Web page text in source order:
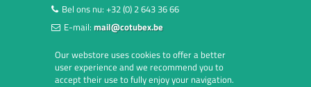
Bel ons nu: +32 (0) 2 643 36 66
E-mail: mail@cotubex.be
Our webstore uses cookies to offer a better
user experience and we recommend you to
accept their use to fully enjoy your navigation.